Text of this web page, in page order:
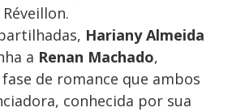
Hariany Almeida
a Renan Machado,
de romance que ambos
conhecida por sua